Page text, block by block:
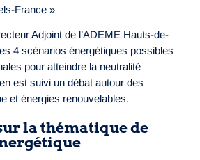
France »
Adjoint de l’ADEME Hauts-de-
4 scénarios énergétiques possibles
pour atteindre la neutralité
est suivi un débat autour des
et énergies renouvelables.
la thématique de